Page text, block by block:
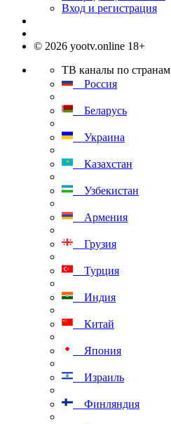
Вход и регистрация
© 2026 yootv.online 18+
ТВ каналы по странам
Россия
Беларусь
Украина
Казахстан
Узбекистан
Армения
Грузия
Турция
Индия
Китай
Япония
Израиль
Финляндия